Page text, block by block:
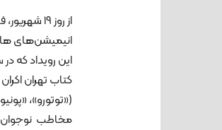
از روز 19
انیمیشن‌های
کتاب تهران
(«توتورو»،
مخاطب نوجوان